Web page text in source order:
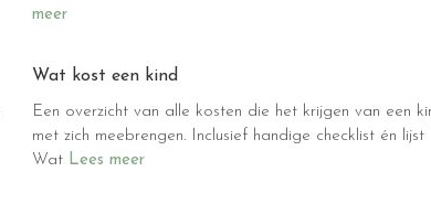
meer
Wat kost een kind
Een overzicht van alle kosten die het krijgen van een
met zich meebrengen. Inclusief handige checklist én lijst
Wat Lees meer